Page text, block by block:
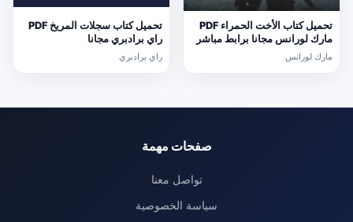
تحميل كتاب الأخت الحمراء PDF
مارك لورانس مجانا برابط مباشر
مارك لورانس
تحميل كتاب سجلات المريخ PDF
راي برادبري مجانا
راي برادبري
صفحات مهمة
تواصل معنا
سياسة الخصوصية